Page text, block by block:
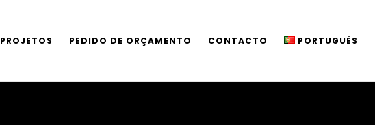
PROJETOS PEDIDO DE ORÇAMENTO CONTACTO PORTUGUÊS